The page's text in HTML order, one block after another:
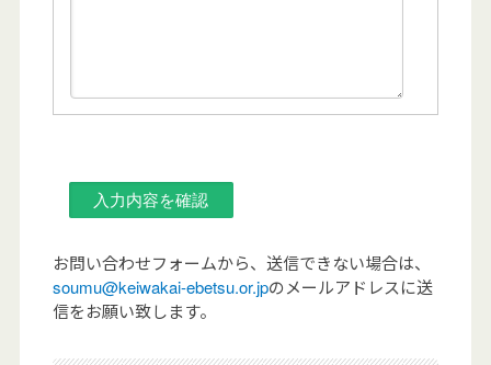
お問い合わせフォームから、送信できない場合は、
soumu@keiwakai-ebetsu.or.jpのメールアドレスに送
信をお願い致します。